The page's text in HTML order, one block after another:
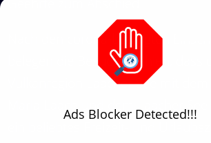
Nach den corona-bedingten
belegen die Besucherzahlen, dass
Vulkanregion Laacher See mit
Maria Laach und dem Laacher
ein beliebtes Freizeit- und
Ads Blocker Detected!!!